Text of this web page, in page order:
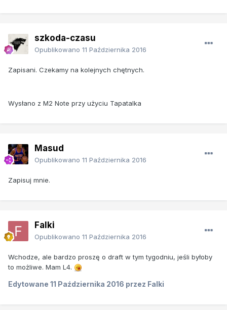
szkoda-czasu
Opublikowano 11 Października 2016
Zapisani. Czekamy na kolejnych chętnych.
Wysłano z M2 Note przy użyciu Tapatalka
Masud
Opublikowano 11 Października 2016
Zapisuj mnie.
Falki
Opublikowano 11 Października 2016
Wchodze, ale bardzo proszę o draft w tym tygodniu, jeśli byłoby
to możliwe. Mam L4.
Edytowane 11 Października 2016 przez Falki